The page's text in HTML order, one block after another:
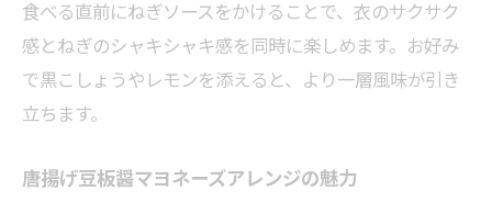
食べる直前にねぎソースをかけることで、衣のサクサク
感とねぎのシャキシャキ感を同時に楽しめます。お好み
で黒こしょうやレモンを添えると、より一層風味が引き
立ちます。
唐揚げ豆板醤マヨネーズアレンジの魅力